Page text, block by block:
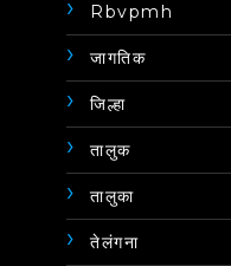
Rbvpmh
जागतिक
जिल्हा
तालुक
तालुका
तेलंगना